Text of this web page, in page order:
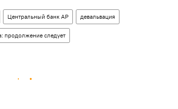
Центральный банк АР девальвация
продолжение следует